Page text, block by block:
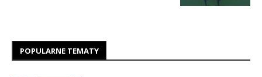
POPULARNE TEMATY